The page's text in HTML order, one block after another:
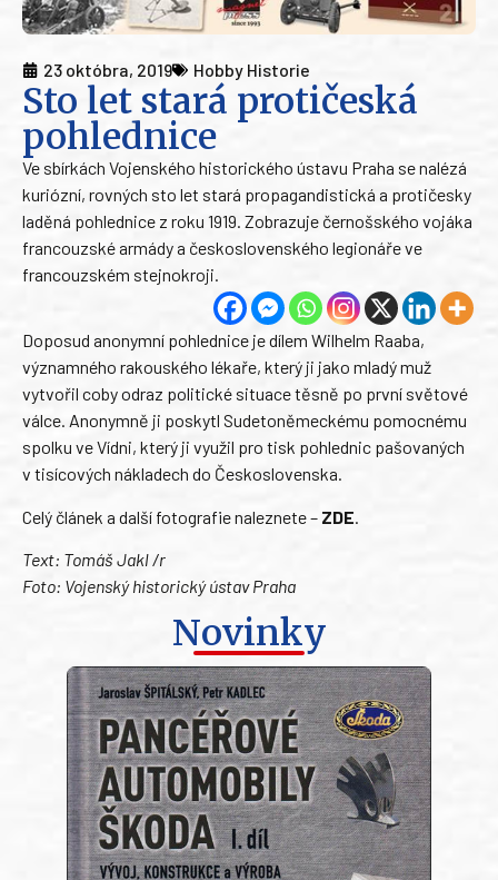
23 októbra, 2019 Hobby Historie
Sto let stará protičeská
pohlednice
Ve sbírkách Vojenského historického ústavu Praha se nalézá
kuriózní, rovných sto let stará propagandistická a protičesky
laděná pohlednice z roku 1919. Zobrazuje černošského vojáka
francouzské armády a československého legionáře ve
francouzském stejnokroji.
Doposud anonymní pohlednice je dílem Wilhelm Raaba,
významného rakouského lékaře, který ji jako mladý muž
vytvořil coby odraz politické situace těsně po první světové
válce. Anonymně ji poskytl Sudetoněmeckému pomocnému
spolku ve Vídni, který ji využil pro tisk pohlednic pašovaných
v tisícových nákladech do Československa.
Celý článek a další fotografie naleznete – ZDE
Text: Tomáš Jakl /r
Foto: Vojenský historický ústav Praha
Novinky